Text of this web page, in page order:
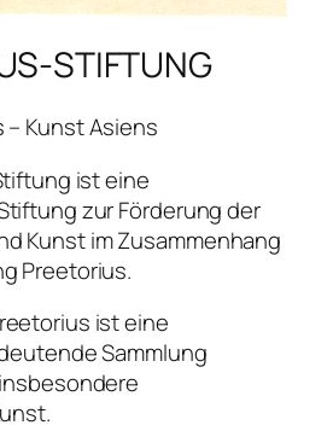
STIFTUNG
Kunst Asiens
ist eine
zur Förderung der
Kunst im Zusammenhang
Preetorius.
ist eine
Sammlung